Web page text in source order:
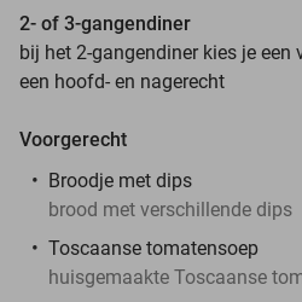
2- of 3-gangendiner
bij het 2-gangendiner kies je
een hoofd- en nagerecht
Voorgerecht
Broodje met dips
brood met verschillende dips
Toscaanse tomatensoep
huisgemaakte Toscaanse